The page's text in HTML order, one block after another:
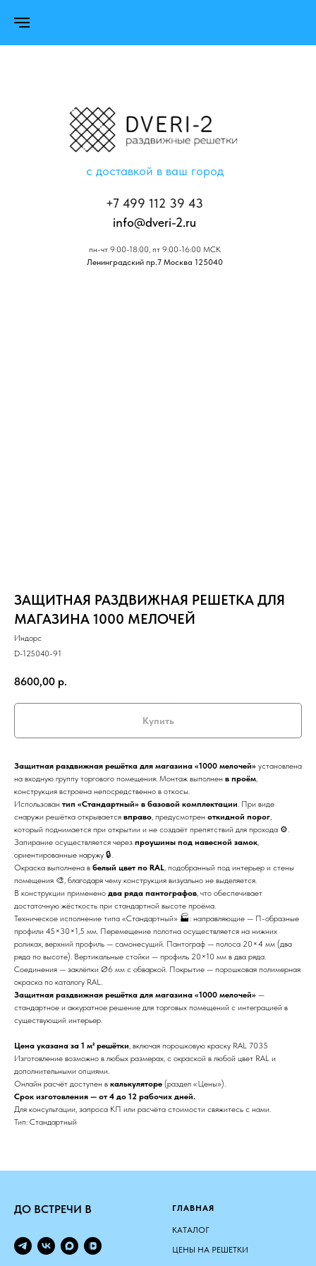
с доставкой в ваш город
+7 499 112 39 43
info@dveri-2.ru
пн-чт 9:00-18:00, пт 9:00-16:00 МСК
Ленинградский пр.7 Москва 125040
ЗАЩИТНАЯ РАЗДВИЖНАЯ РЕШЕТКА ДЛЯ
МАГАЗИНА 1000 МЕЛОЧЕЙ
Индорс
D-125040-91
8600,00 р.
Купить
Защитная раздвижная решётка для магазина «1000 мелочей» установлена
на входную группу торгового помещения. Монтаж выполнен в проём,
конструкция встроена непосредственно в откосы.
Использован тип «Стандартный» в базовой комплектации. При виде
снаружи решётка открывается вправо, предусмотрен откидной порог,
который поднимается при открытии и не создаёт препятствий для прохода ⚙️.
Запирание осуществляется через проушины под навесной замок,
ориентированные наружу 🔒.
Окраска выполнена в белый цвет по RAL, подобранный под интерьер и стены
помещения 🎨, благодаря чему конструкция визуально не выделяется.
В конструкции применено два ряда пантографов, что обеспечивает
достаточную жёсткость при стандартной высоте проёма.
Техническое исполнение типа «Стандартный» 🏭: направляющие — П-образные
профили 45×30×1,5 мм. Перемещение полотна осуществляется на нижних
роликах, верхний профиль — самонесущий. Пантограф — полоса 20×4 мм (два
ряда по высоте). Вертикальные стойки — профиль 20×10 мм в два ряда.
Соединения — заклёпки Ø6 мм с обваркой. Покрытие — порошковая полимерная
окраска по каталогу RAL.
Защитная раздвижная решётка для магазина «1000 мелочей» —
стандартное и аккуратное решение для торговых помещений с интеграцией в
существующий интерьер.
Цена указана за 1 м² решётки, включая порошковую краску RAL 7035
Изготовление возможно в любых размерах, с окраской в любой цвет RAL и
дополнительными опциями.
Онлайн расчёт доступен в калькуляторе (раздел «Цены»).
Срок изготовления — от 4 до 12 рабочих дней.
Для консультации, запроса КП или расчёта стоимости свяжитесь с нами.
Тип: Стандартный
ДО ВСТРЕЧИ В ГЛАВНАЯ
КАТАЛОГ
ЦЕНЫ НА РЕШЕТКИ